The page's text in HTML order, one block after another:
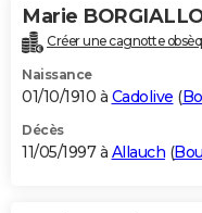
Marie
Créer une cagnotte
Naissance
01/10/1910 à Cadolive (
Décès
11/05/1997 à Allauch (